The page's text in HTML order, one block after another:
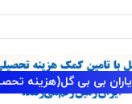
یاران بی بی گل(هزینه